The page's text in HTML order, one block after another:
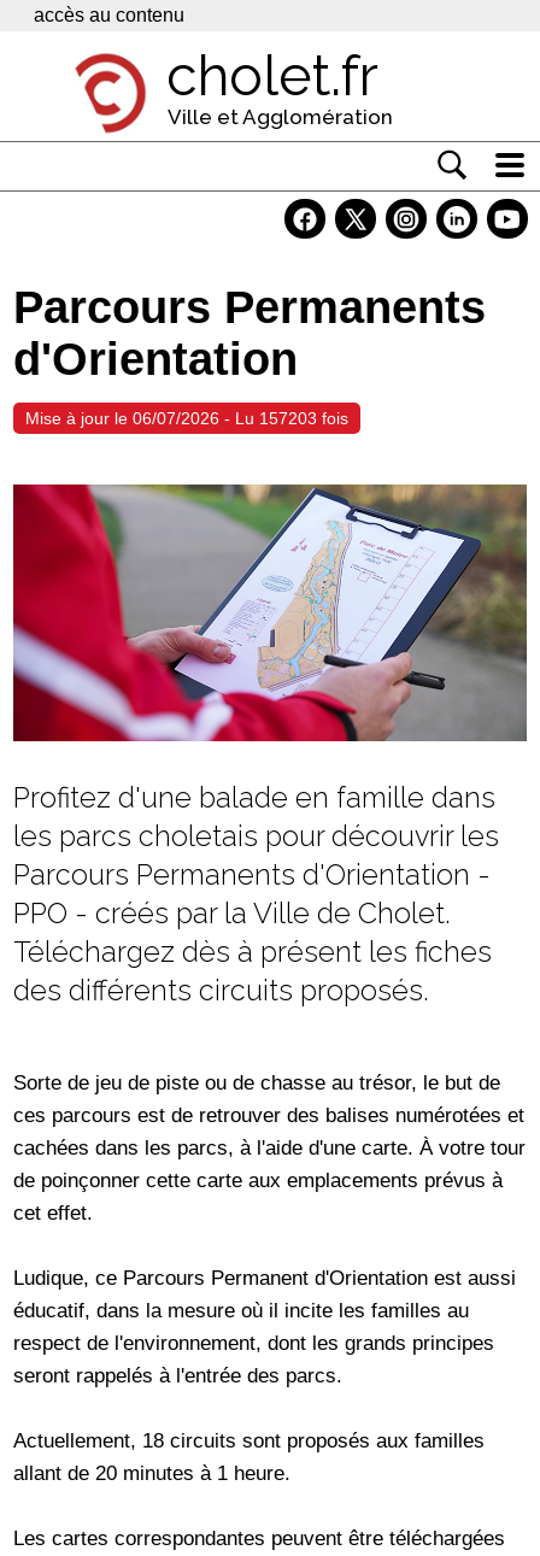
Panneau de gestion des cookies
accès au contenu
cholet.fr
Ville et Agglomération
Economie
Services
Contacts
Parcours Permanents
d'Orientation
Mise à jour le 06/07/2026 - Lu 157203 fois
Profitez d'une balade en famille dans
les parcs choletais pour découvrir les
Parcours Permanents d'Orientation -
PPO - créés par la Ville de Cholet.
Téléchargez dès à présent les fiches
des différents circuits proposés.
Sorte de jeu de piste ou de chasse au trésor, le but de
ces parcours est de retrouver des balises numérotées et
cachées dans les parcs, à l'aide d'une carte. À votre tour
de poinçonner cette carte aux emplacements prévus à
cet effet.
Ludique, ce Parcours Permanent d'Orientation est aussi
éducatif, dans la mesure où il incite les familles au
respect de l'environnement, dont les grands principes
seront rappelés à l'entrée des parcs.
Actuellement, 18 circuits sont proposés aux familles
allant de 20 minutes à 1 heure.
Les cartes correspondantes peuvent être téléchargées